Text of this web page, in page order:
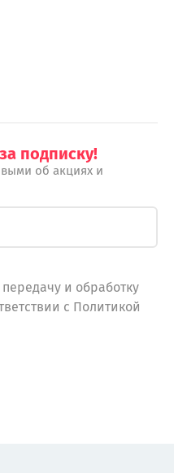
подписку!
об акциях и
и обработку
с Политикой